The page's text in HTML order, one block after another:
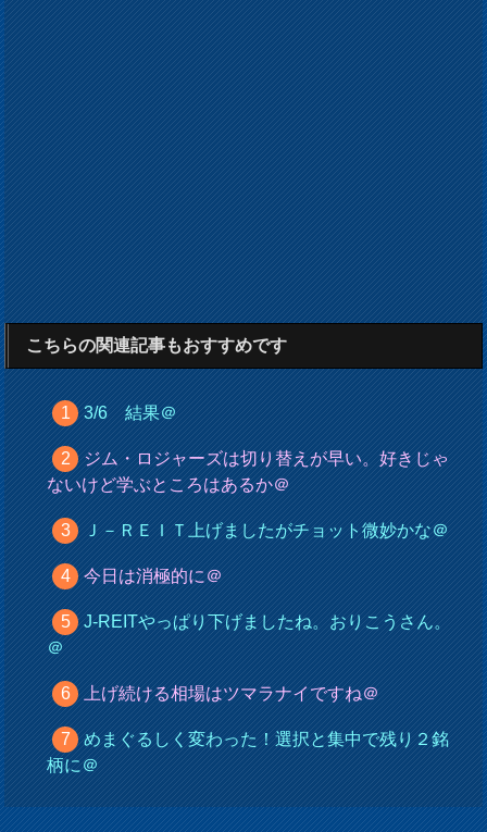
こちらの関連記事もおすすめです
3/6 結果＠
ジム・ロジャーズは切り替えが早い。好きじゃ
ないけど学ぶところはあるか＠
Ｊ－ＲＥＩＴ上げましたがチョット微妙かな＠
今日は消極的に＠
J-REITやっぱり下げましたね。おりこうさん。
＠
上げ続ける相場はツマラナイですね＠
めまぐるしく変わった！選択と集中で残り２銘
柄に＠